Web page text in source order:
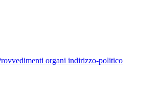
organi indirizzo-politico